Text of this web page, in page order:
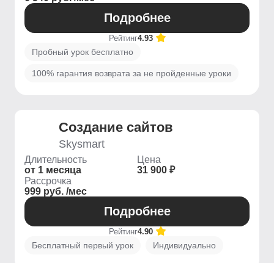
Подробнее
Рейтинг4.93
Пробный урок бесплатно
100% гарантия возврата за не пройденные уроки
Создание сайтов
Skysmart
Длительность
от 1 месяца
Цена
31 900 ₽
Рассрочка
999 руб. /мес
Подробнее
Рейтинг4.90
Бесплатный первый урок Индивидуально